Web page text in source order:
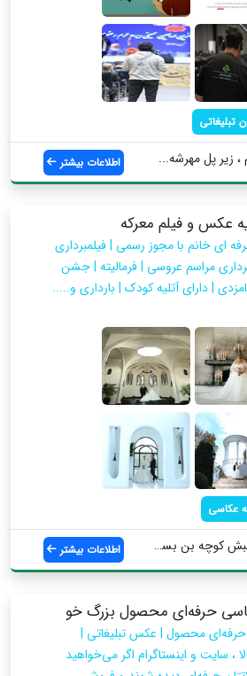
تبلیغاتی
، زیر پل مهرشه... اطلاعات بیشتر
عکس و فیلم معرکه
ای خانم با مجوز رسمی | فیلمبرداری
مراسم عروسی | فرمالیته | جشن
| دارای آتلیه کودک | بارداری و.....
عکاسی
بن بست شمس ... اطلاعات بیشتر
حرفه‌ای محصول بزرگ خو
محصول | عکس تبلیغاتی |
، سایت و اینستاگرام اگر می‌خواهید